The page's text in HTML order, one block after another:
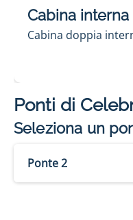
Cabina interna
Cabina doppia
Ponti di
Seleziona un
Ponte 2